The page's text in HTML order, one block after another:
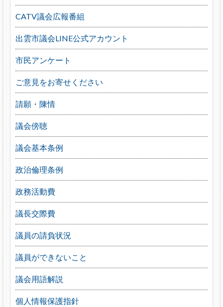
CATV議会広報番組
出雲市議会LINE公式アカウント
市民アンケート
ご意見をお寄せください
請願・陳情
議会傍聴
議会基本条例
政治倫理条例
政務活動費
議長交際費
議員の請負状況
議員ができないこと
議会用語解説
個人情報保護指針